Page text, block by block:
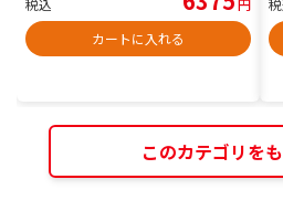
税込
円
カートに入れる
このカテゴリを